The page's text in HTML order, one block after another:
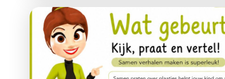
begrijpenZelf vertellenFantasie en taal combinerenLeeftijd:
gratis het werkblad Samen lezen &amp; praten
lezen-praten.pdf